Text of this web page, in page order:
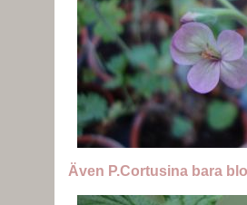
Även P.Cortusina bara